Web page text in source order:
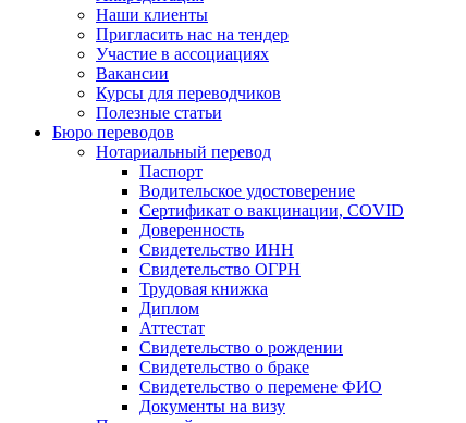
Наши клиенты
Пригласить нас на тендер
Участие в ассоциациях
Вакансии
Курсы для переводчиков
Полезные статьи
Бюро переводов
Нотариальный перевод
Паспорт
Водительское удостоверение
Сертификат о вакцинации, COVID
Доверенность
Свидетельство ИНН
Свидетельство ОГРН
Трудовая книжка
Диплом
Аттестат
Свидетельство о рождении
Свидетельство о браке
Свидетельство о перемене ФИО
Документы на визу